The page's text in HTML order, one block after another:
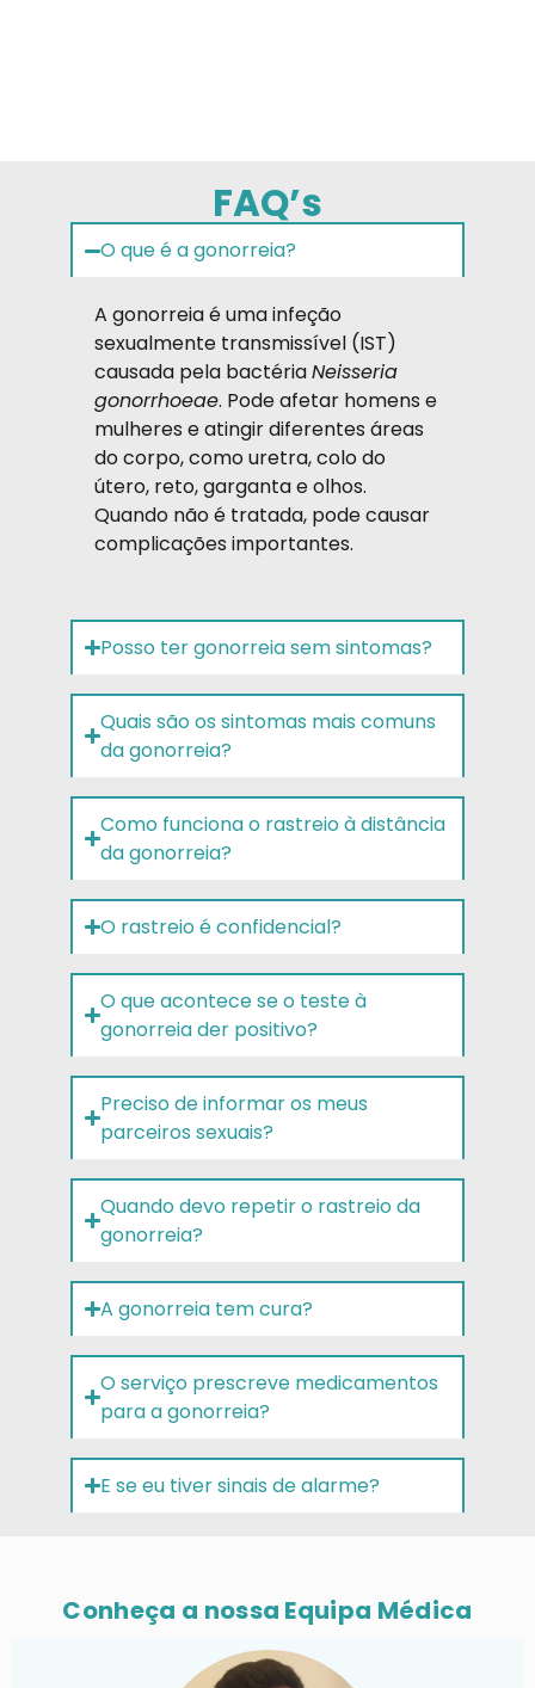
FAQ’s
O que é a gonorreia?
A gonorreia é uma infeção
sexualmente transmissível (IST)
causada pela bactériaNeisseria
gonorrhoeae. Pode afetar homens e
mulheres e atingir diferentes áreas
do corpo, como uretra, colo do
útero, reto, garganta e olhos.
Quando não é tratada, pode causar
complicações importantes.
Posso ter gonorreia sem sintomas?
Quais são os sintomas mais comuns
da gonorreia?
Como funciona o rastreio à distância
da gonorreia?
O rastreio é confidencial?
O que acontece se o teste à
gonorreia der positivo?
Preciso de informar os meus
parceiros sexuais?
Quando devo repetir o rastreio da
gonorreia?
A gonorreia tem cura?
O serviço prescreve medicamentos
para a gonorreia?
E se eu tiver sinais de alarme?
Conheça a nossa Equipa Médica